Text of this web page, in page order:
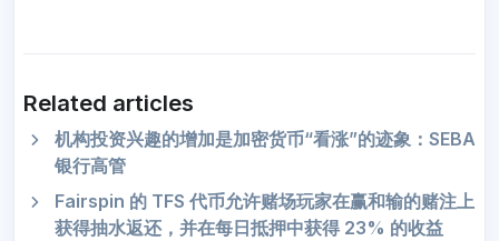
Related articles
机构投资兴趣的增加是加密货币“看涨”的迹象：SEBA
银行高管
Fairspin 的 TFS 代币允许赌场玩家在赢和输的赌注上
获得抽水返还，并在每日抵押中获得 23% 的收益